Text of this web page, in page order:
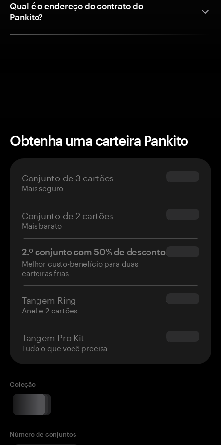
Qual é o endereço do contrato do
Pankito?
Obtenha uma carteira Pankito
Conjunto de 3 cartões
Mais seguro
$69.90
Conjunto de 2 cartões
Mais barato
$54.90
2.º conjunto com 50% de desconto
Melhor custo-benefício para duas
carteiras frias
$34.95
Tangem Ring
Anel e 2 cartões
$160.00
Tangem Pro Kit
Tudo o que você precisa
$180.00
Coleção
Número de conjuntos